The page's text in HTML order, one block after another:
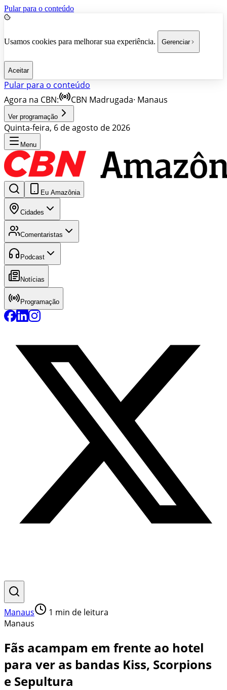
Pular para o conteúdo
Usamos cookies para melhorar sua experiência. Gerenciar
Aceitar
Pular para o conteúdo
Agora na CBN:
CBN Madrugada· Manaus
Ver programação
Quinta-feira, 6 de agosto de 2026
Menu
Eu Amazônia
Cidades
Comentaristas
Podcast
Notícias
Programação
Manaus 1 min de leitura
Manaus
Fãs acampam em frente ao hotel
para ver as bandas Kiss, Scorpions
e Sepultura